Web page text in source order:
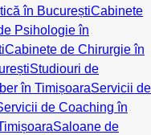
în BucureștiCabinete
Psihologie în
Cabinete de Chirurgie în
Studiouri de
în TimișoaraServicii de
de Coaching în
Saloane de